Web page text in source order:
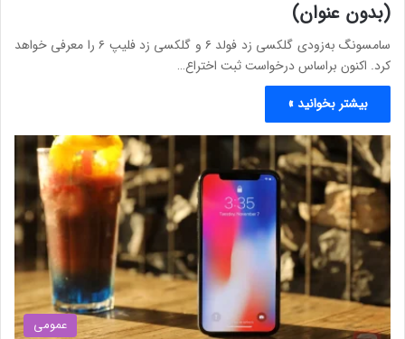
(بدون عنوان)
سامسونگ به‌زودی گلکسی زد فولد ۶ و گلکسی زد فلیپ ۶ را معرفی خواهد
کرد. اکنون براساس درخواست ثبت‌ اختراع…
بیشتر بخوانید »
عمومی